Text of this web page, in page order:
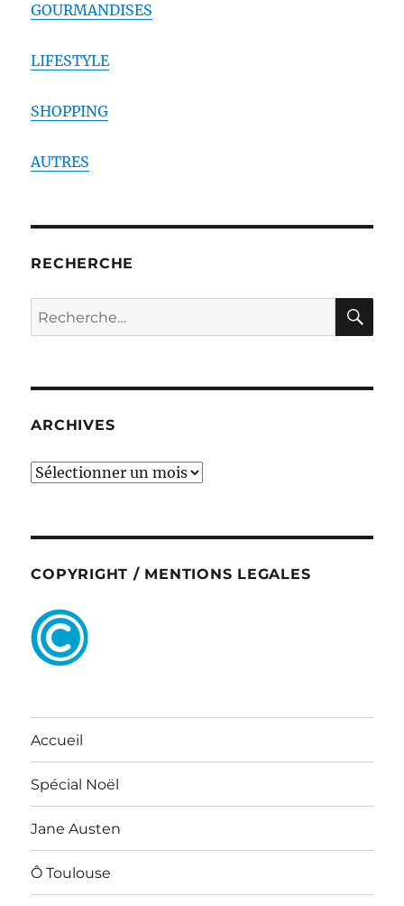
GOURMANDISES
LIFESTYLE
SHOPPING
AUTRES
RECHERCHE
Recherche
pour :
ARCHIVES
ARCHIVES
COPYRIGHT / MENTIONS LEGALES
Accueil
Spécial Noël
Jane Austen
Ô Toulouse